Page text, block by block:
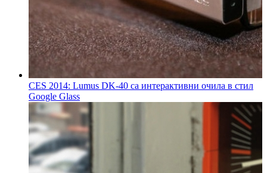
CES 2014: Lumus DK-40 са интерактивни очила в стил
Google Glass